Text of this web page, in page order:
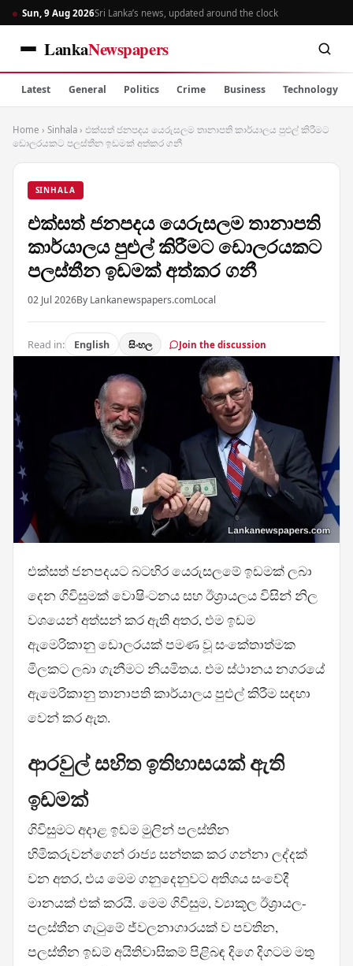
Sun, 9 Aug 2026Sri Lanka’s news, updated around the clock
LankaNewspapers
Latest General Politics Crime Business Technology
Home › Sinhala › එක්සත් ජනපදය යෙරුසලම තානාපති කාර්යාලය පුළුල් කිරීමට
ඩොලරයකට පලස්තීන ඉඩමක් අත්කර ගනී
SINHALA
එක්සත් ජනපදය යෙරුසලම තානාපති
කාර්යාලය පුළුල් කිරීමට ඩොලරයකට
පලස්තීන ඉඩමක් අත්කර ගනී
02 Jul 2026By Lankanewspapers.comLocal
Read in: English සිංහල Join the discussion
එක්සත් ජනපදයට බටහිර යෙරුසලමේ ඉඩමක් ලබා
දෙන ගිවිසුමක් වොෂිංටනය සහ ඊශ්‍රායලය විසින් නිල
වශයෙන් අත්සන් කර ඇති අතර, එම ඉඩම
ඇමෙරිකානු ඩොලරයක් පමණ වූ සංකේතාත්මක
මිලකට ලබා ගැනීමට නියමිතය. එම ස්ථානය නගරයේ
ඇමෙරිකානු තානාපති කාර්යාලය පුළුල් කිරීම සඳහා
වෙන් කර ඇත.
ආරවුල් සහිත ඉතිහාසයක් ඇති
ඉඩමක්
ගිවිසුමට අදාළ ඉඩම මුලින් පලස්තීන
හිමිකරුවන්ගෙන් රාජ්‍ය සන්තක කර ගන්නා ලද්දක්
වන අතර, එය මෙම ගනුදෙනුවට අතිශය සංවේදී
මානයක් එක් කරයි. මෙම ගිවිසුම, ව්‍යාකූල ඊශ්‍රායල-
පලස්තීන ගැටුමේ ජ්වලනාගාරයක් ව පවතින,
පලස්තීන ඉඩම් අයිතිවාසිකම් පිළිබඳ දිගෙ දිගටම මතු